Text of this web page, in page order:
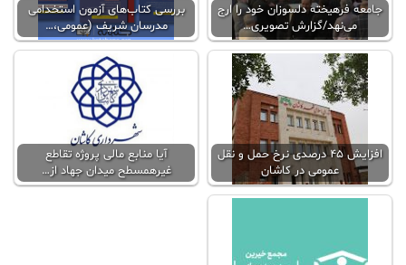
جامعه فرهیخته دلسوزان خود را ارج
می‌نهد/گزارش تصویری…
بررسی کتاب‌های آزمون استخدامی
مدرسان شریف (عمومی،…
افزایش ۴۵ درصدی نرخ حمل و نقل
عمومی در کاشان
آیا منابع مالی پروژه تقاطع
غیرهمسطح میدان جهاد از…